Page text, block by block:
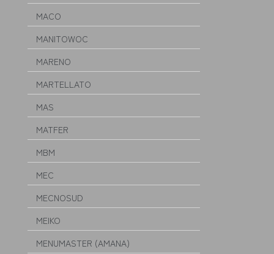
MACO
MANITOWOC
MARENO
MARTELLATO
MAS
MATFER
MBM
MEC
MECNOSUD
MEIKO
MENUMASTER (AMANA)